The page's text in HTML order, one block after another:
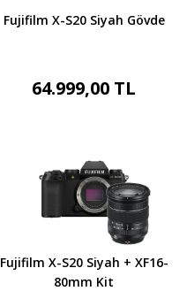
Fujifilm X-S20 Siyah Gövde
64.999,00 TL
Fujifilm X-S20 Siyah + XF16-
80mm Kit